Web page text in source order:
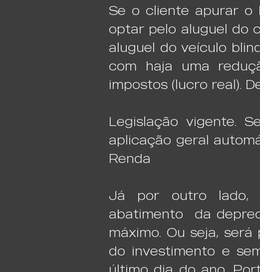
Se o cliente apurar o
optar pelo aluguel do
aluguel do veículo
com haja uma
impostos (lucro real).
​​Legislação vigente.
aplicação geral
Renda
Já por outro lado,
abatimento da
máximo. Ou seja,
do investimento e